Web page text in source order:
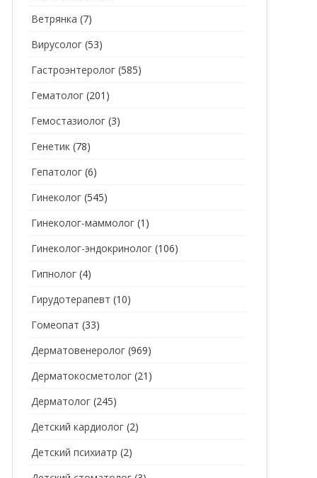
ЭНДОКРИНОЛОГ
Ветрянка (7)
Вирусолог (53)
Гастроэнтеролог (585)
Гематолог (201)
Гемостазиолог (3)
Генетик (78)
Гепатолог (6)
Гинеколог (545)
Гинеколог-маммолог (1)
Гинеколог-эндокринолог (106)
Гипнолог (4)
Гирудотерапевт (10)
Гомеопат (33)
Дерматовенеролог (969)
Дерматокосметолог (21)
Дерматолог (245)
Детский кардиолог (2)
Детский психиатр (2)